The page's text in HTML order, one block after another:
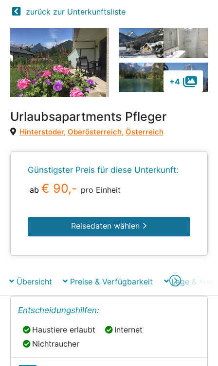
zurück zur Unterkunftsliste
+4
Urlaubsapartments Pfleger
Hinterstoder, Oberösterreich, Österreich
Günstigster Preis für diese Unterkunft:
ab € 90,- pro Einheit
Reisedaten wählen
Übersicht Preise & Verfügbarkeit Lage &
Entscheidungshilfen:
Haustiere erlaubt
Haustiere erlaubt Internet
Internet
Nichtraucher
Nichtraucher